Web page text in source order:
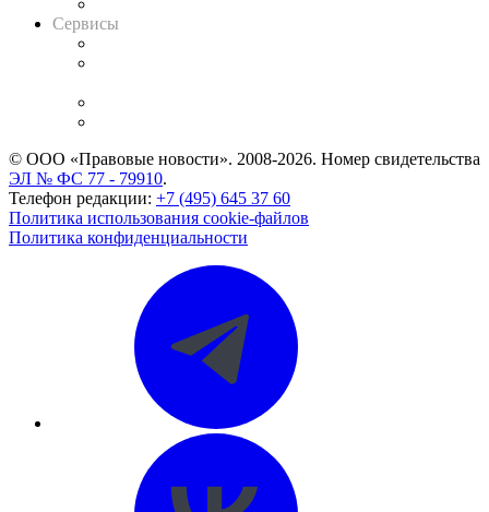
Сервисы
© ООО «Правовые новости». 2008-2026. Номер свидетельства
ЭЛ № ФС 77 - 79910.
Телефон редакции: +7 (495) 645 37 60
Политика использования cookie-файлов
Политика конфиденциальности